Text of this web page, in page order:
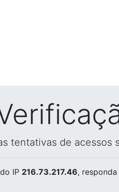
tentativas de acessos
do IP 216.73.217.46,